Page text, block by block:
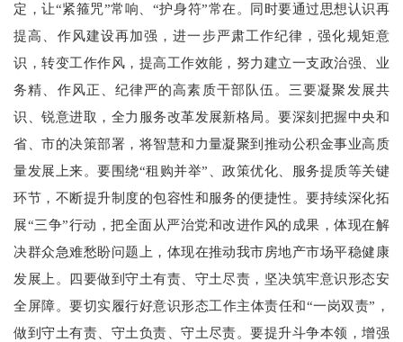
定，让“紧箍咒”常响、“护身符”常在。同时要通过思想认识再
提高、作风建设再加强，进一步严肃工作纪律，强化规矩意
识，转变工作作风，提高工作效能，努力建立一支政治强、业
务精、作风正、纪律严的高素质干部队伍。三要凝聚发展共
识、锐意进取，全力服务改革发展新格局。要深刻把握中央和
省、市的决策部署，将智慧和力量凝聚到推动公积金事业高质
量发展上来。要围绕“租购并举”、政策优化、服务提质等关键
环节，不断提升制度的包容性和服务的便捷性。要持续深化拓
展“三争”行动，把全面从严治党和改进作风的成果，体现在解
决群众急难愁盼问题上，体现在推动我市房地产市场平稳健康
发展上。四要做到守土有责、守土尽责，坚决筑牢意识形态安
全屏障。要切实履行好意识形态工作主体责任和“一岗双责”，
做到守土有责、守土负责、守土尽责。要提升斗争本领，增强